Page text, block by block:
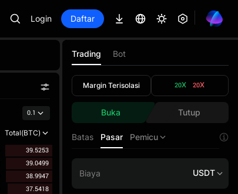
Login Daftar
0.1
Total(BTC)
39.5253
39.0499
38.9947
37.5418
Trading Bot
Margin Terisolasi 20X 20X
Buka Tutup
Batas Pasar Pemicu
USDT